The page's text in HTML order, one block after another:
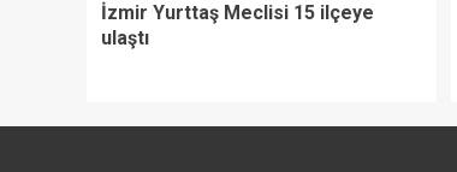
İzmir Yurttaş Meclisi 15 ilçeye
ulaştı